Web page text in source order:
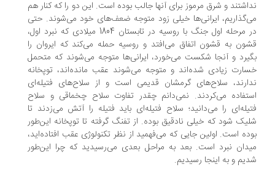
و شرق مرموز برای آنها جالب بوده است. این دو را که کنار هم
ایرانی‌ها خیلی زود متوجه ضعف‌های خود می‌شوند. حتی
در مرحله اول جنگ با روسیه در تابستان 1804 میلادی که نبرد اول،
به قشون اتفاق می‌افتد و روسیه حمله می‌کند که ایروان را
و آنجا شکست می‌خورد، ایرانی‌ها متوجه می‌شوند که متحمل
زیادی شده‌اند و متوجه می‌شوند عقب‌ مانده‌اند، توپخانه
سلاح‌های گرمشان قدیمی است و از سلاح‌های فتیله‌ای
می‌کردند. نمی‌دانم چقدر تفاوت سلاح چخماقی و سلاح
را می‌دانید؛ سلاح فتیله‌ای باید فتیله را آتش می‌زدند تا
شود که خیلی نادقیق بوده. از تفنگ گرفته تا توپخانه این‌طور
است. اولین جایی که می‌فهمید از نظر تکنولوژی عقب‌ افتاده‌اید،
نبرد است. بعد به مراحل بعدی می‌رسیدید که چرا این‌طور
و به اینجا رسیدیم.